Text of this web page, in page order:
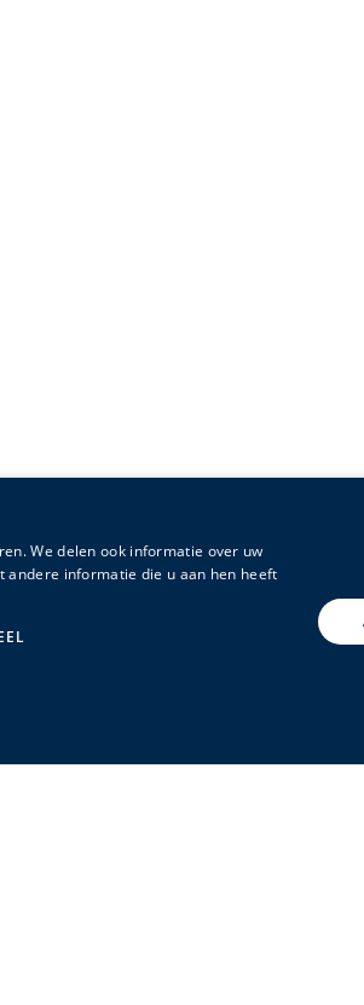
We delen ook informatie over uw
andere informatie die u aan hen heeft